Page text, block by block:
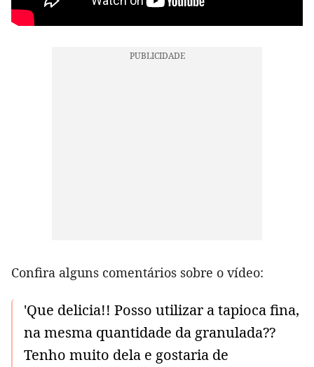
Confira alguns comentários sobre o vídeo:
'Que delicia!! Posso utilizar a tapioca fina,
na mesma quantidade da granulada??
Tenho muito dela e gostaria de